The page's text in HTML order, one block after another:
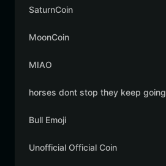
SaturnCoin
MoonCoin
MIAO
horses dont stop they keep going
Bull Emoji
Unofficial Official Coin